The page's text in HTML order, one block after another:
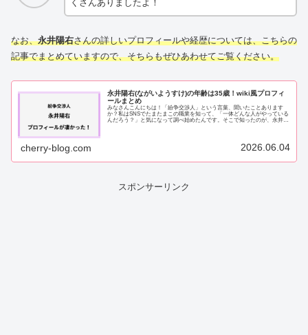
くさんありましたよ！
なお、永井陽右さんの詳しいプロフィールや経歴については、こちらの
記事でまとめていますので、そちらもぜひあわせてご覧ください。
永井陽右(ながいようすけ)の年齢は35歳！wiki風プロフィ
ールまとめ
みなさんこんにちは！「紛争交渉人」という言葉、聞いたことあります
か？私はSNSでたまたまこの職業を知って、「一体どんな人がやっている
んだろう？」と気になって調べ始めたんです。そこで知ったのが、永井陽
cherry-blog.com 2026.06.04
スポンサーリンク